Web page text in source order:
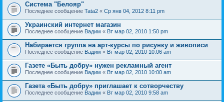
Система "Белояр"
Последнее сообщение Tata2 « Ср янв 04, 2012 8:11 pm
Украинский интернет магазин
Последнее сообщение Вадим « Вт мар 02, 2010 1:50 pm
Набирается группа на арт-курсы по рисунку и живописи
Последнее сообщение Вадим « Вт мар 02, 2010 10:06 am
Газете «Быть добру» нужен рекламный агент
Последнее сообщение Вадим « Вт мар 02, 2010 10:00 am
Газета «Быть добру» приглашает к сотворчеству
Последнее сообщение Вадим « Вт мар 02, 2010 9:58 am